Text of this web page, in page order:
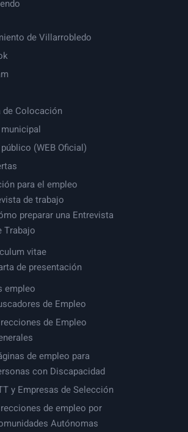
de Villarrobledo
de Colocación
(WEB Oficial)
para el empleo
de trabajo
preparar una Entrevista
Trabajo
vitae
de presentación
empleo
de Empleo
de Empleo
de empleo para
con Discapacidad
y Empresas de Selección
de empleo por
Autónomas